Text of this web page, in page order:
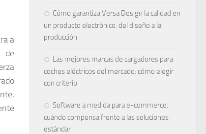
a
de
Cómo garantiza Versa Design la calidad en
un producto electrónico: del diseño a la
producción
Las mejores marcas de cargadores para
coches eléctricos del mercado: cómo elegir
con criterio
Software a medida para e-commerce:
cuándo compensa frente a las soluciones
estándar